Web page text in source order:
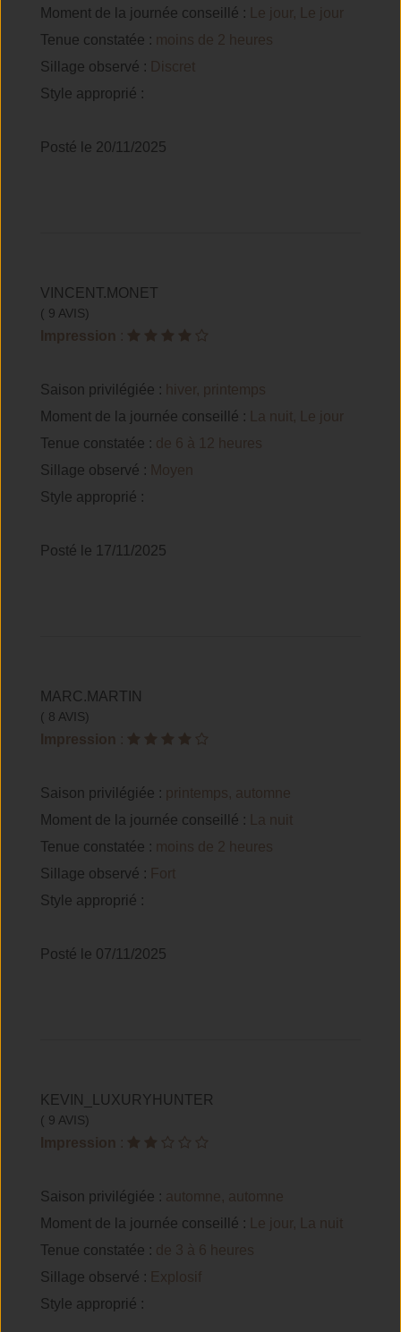
Moment de la journée conseillé :
Le jour, Le jour
Tenue constatée :
moins de 2 heures
Sillage observé : Discret
Style approprié :
Posté le 20/11/2025
VINCENT.MONET
( 9 AVIS)
Impression :
Saison privilégiée : hiver, printemps
Moment de la journée conseillé :
La nuit, Le jour
Tenue constatée : de 6 à 12 heures
Sillage observé : Moyen
Style approprié :
Posté le 17/11/2025
MARC.MARTIN
( 8 AVIS)
Impression :
Saison privilégiée : printemps, automne
Moment de la journée conseillé :
La nuit
Tenue constatée :
moins de 2 heures
Sillage observé : Fort
Style approprié :
Posté le 07/11/2025
KEVIN_LUXURYHUNTER
( 9 AVIS)
Impression :
Saison privilégiée : automne, automne
Moment de la journée conseillé :
Le jour, La nuit
Tenue constatée : de 3 à 6 heures
Sillage observé : Explosif
Style approprié :